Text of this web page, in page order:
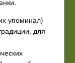
упоминал)
для